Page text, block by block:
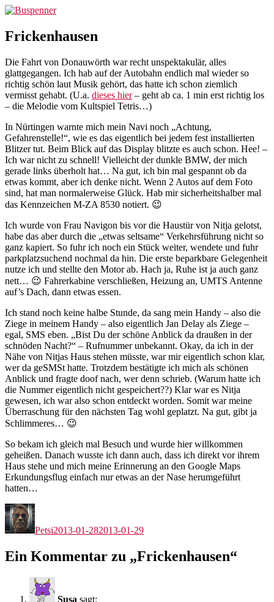
Zum
springen
Frickenhausen
Die Fahrt von Donauwörth war recht unspektakulär, alles
glattgegangen. Ich hab auf der Autobahn endlich mal wieder so
richtig schön laut Musik gehört, das hatte ich schon ziemlich
vermisst gehabt. (U.a. dieses hier– geht ab ca. 1 min erst richtig los
– die Melodie vom Kultspiel Tetris…)
In Nürtingen warnte mich mein Navi noch „Achtung,
Gefahrenstelle!“, wie es das eigentlich bei jedem fest installierten
Blitzer tut. Beim Blick auf das Display blitzte es auch schon. Hee! –
Ich war nicht zu schnell! Vielleicht der dunkle BMW, der mich
gerade links überholt hat… Na gut, ich bin mal gespannt ob da
etwas kommt, aber ich denke nicht. Wenn 2 Autos auf dem Foto
sind, hat man normalerweise Glück. Hab mir sicherheitshalber mal
das Kennzeichen M-ZA 8530 notiert. 😉
Ich wurde von Frau Navigon bis vor die Haustür von Nitja gelotst,
habe das aber durch die „etwas seltsame“ Verkehrsführung nicht so
ganz kapiert. So fuhr ich noch ein Stück weiter, wendete und fuhr
parkplatzsuchend nochmal da hin. Die erste beparkbare Gelegenheit
nutze ich und stellte den Motor ab. Hach ja, Ruhe ist ja auch ganz
nett… 😉 Fahrerkabine verschließen, Heizung an, UMTS Antenne
auf’s Dach, dann etwas essen.
Ich stand noch keine halbe Stunde, da sang mein Handy – also die
Ziege in meinem Handy – also eigentlich Jan Delay als Ziege –
egal, SMS eben. „Bist Du der schöne Anblick da draußen in der
schnöden Nacht?“ – Rufnummer unbekannt. Okay, da ich in der
Nähe von Nitjas Haus stehen müsste, war mir eigentlich schon klar,
wer da geSMSt hatte. Trotzdem bestätigte ich mich als schönen
Anblick und fragte doof nach, wer denn schrieb. (Warum hatte ich
die Nummer eigentlich nicht gespeichert??) Klar war es Nitja
gewesen, ich war also schon entdeckt worden. Somit war meine
Überraschung für den nächsten Tag wohl geplatzt. Na gut, gibt ja
Schlimmeres… 😉
So bekam ich gleich mal Besuch und wurde hier willkommen
geheißen. Danach wusste ich dann auch, dass ich direkt vor ihrem
Haus stehe und mich meine Erinnerung an den Google Maps
Erkundungsflug einfach nur etwas an der Nase herumgeführt
hatten…
Autor
Petsi2013-01-282013-01-29
Ein Kommentar zu „Frickenhausen“
Susa sagt: